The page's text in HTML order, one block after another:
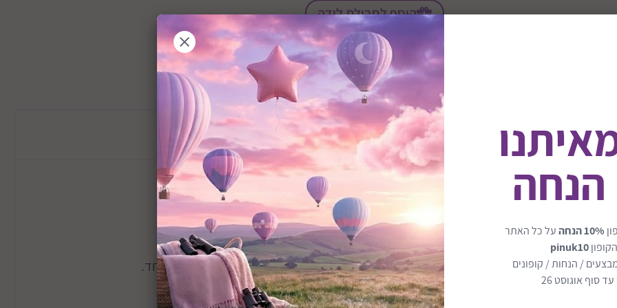
הוסף לחבילת לידה
מידע כללי
נסתרות טריקה שקטה
הגוון הלבן בשילוב צבע עץ טבעי מעניק לה מראה חדיש ומיוחד.
הנחה
10% הנחה
על כל האתר
pinuk10
/ הנחות / קופונים
סוף אוגוסט 26